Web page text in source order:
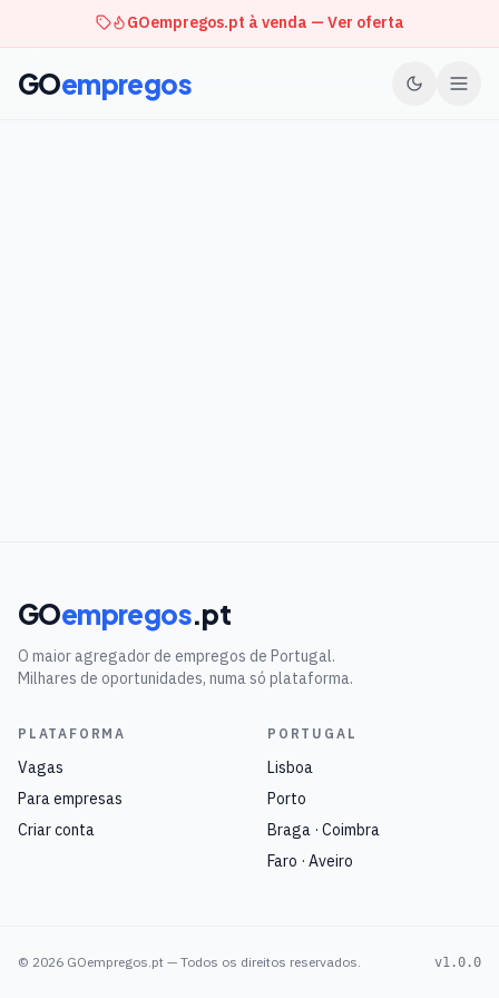
GOempregos.pt à venda — Ver oferta
GOempregos
GOempregos.pt
O maior agregador de empregos de Portugal.
Milhares de oportunidades, numa só plataforma.
PLATAFORMA
Vagas
Para empresas
Criar conta
PORTUGAL
Lisboa
Porto
Braga · Coimbra
Faro · Aveiro
© 2026 GOempregos.pt — Todos os direitos reservados. v1.0.0